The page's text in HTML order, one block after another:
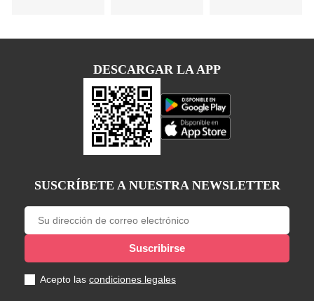
DESCARGAR LA APP
SUSCRÍBETE A NUESTRA NEWSLETTER
Acepto las condiciones legales